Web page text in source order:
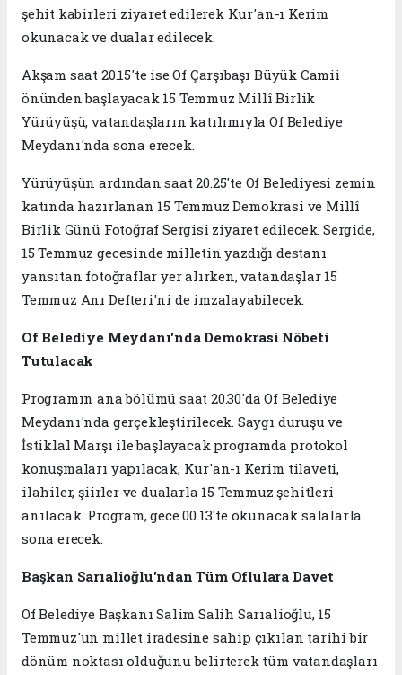
şehit kabirleri ziyaret edilerek Kur'an-ı Kerim
okunacak ve dualar edilecek.
Akşam saat 20.15'te ise Of Çarşıbaşı Büyük Camii
önünden başlayacak 15 Temmuz Millî Birlik
Yürüyüşü, vatandaşların katılımıyla Of Belediye
Meydanı'nda sona erecek.
Yürüyüşün ardından saat 20.25'te Of Belediyesi zemin
katında hazırlanan 15 Temmuz Demokrasi ve Millî
Birlik Günü Fotoğraf Sergisi ziyaret edilecek. Sergide,
15 Temmuz gecesinde milletin yazdığı destanı
yansıtan fotoğraflar yer alırken, vatandaşlar 15
Temmuz Anı Defteri'ni de imzalayabilecek.
Of Belediye Meydanı'nda Demokrasi Nöbeti
Tutulacak
Programın ana bölümü saat 20.30'da Of Belediye
Meydanı'nda gerçekleştirilecek. Saygı duruşu ve
İstiklal Marşı ile başlayacak programda protokol
konuşmaları yapılacak, Kur'an-ı Kerim tilaveti,
ilahiler, şiirler ve dualarla 15 Temmuz şehitleri
anılacak. Program, gece 00.13'te okunacak salalarla
sona erecek.
Başkan Sarıalioğlu'ndan Tüm Oflulara Davet
Of Belediye Başkanı Salim Salih Sarıalioğlu, 15
Temmuz'un millet iradesine sahip çıkılan tarihi bir
dönüm noktası olduğunu belirterek tüm vatandaşları